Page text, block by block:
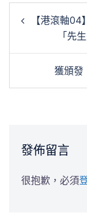
章
【港滾軸
「先
獲頒發
發佈留言
很抱歉，必須